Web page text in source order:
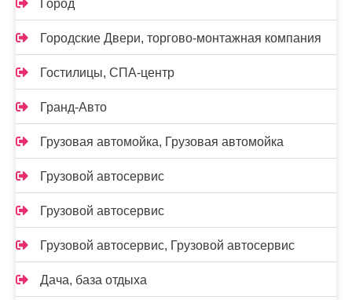
Город
Городские Двери, торгово-монтажная компания
Гостилицы, СПА-центр
Гранд-Авто
Грузовая автомойка, Грузовая автомойка
Грузовой автосервис
Грузовой автосервис
Грузовой автосервис, Грузовой автосервис
Дача, база отдыха